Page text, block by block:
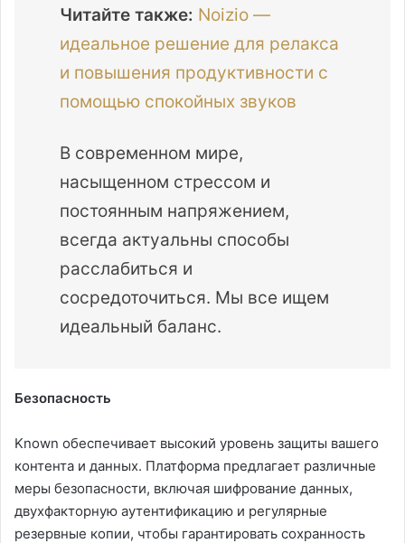
Читайте также: Noizio —
идеальное решение для релакса
и повышения продуктивности с
помощью спокойных звуков
В современном мире,
насыщенном стрессом и
постоянным напряжением,
всегда актуальны способы
расслабиться и
сосредоточиться. Мы все ищем
идеальный баланс.
Безопасность
Known обеспечивает высокий уровень защиты вашего
контента и данных. Платформа предлагает различные
меры безопасности, включая шифрование данных,
двухфакторную аутентификацию и регулярные
резервные копии, чтобы гарантировать сохранность